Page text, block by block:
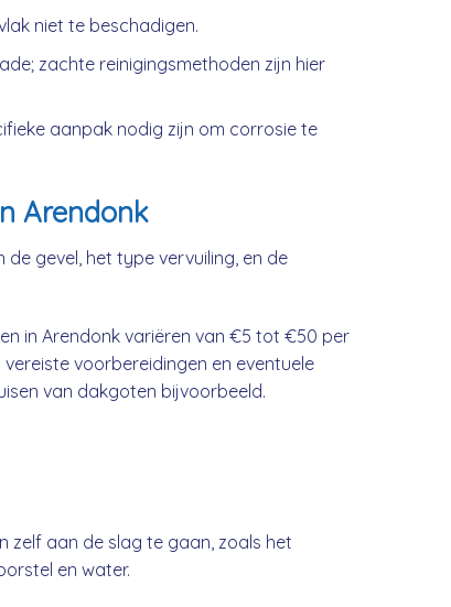
niet te beschadigen.
zachte reinigingsmethoden zijn hier
aanpak nodig zijn om corrosie te
Arendonk
gevel, het type vervuiling, en de
in Arendonk variëren van €5 tot €50 per
voorbereidingen en eventuele
van dakgoten bijvoorbeeld.
zelf aan de slag te gaan, zoals het
en water.